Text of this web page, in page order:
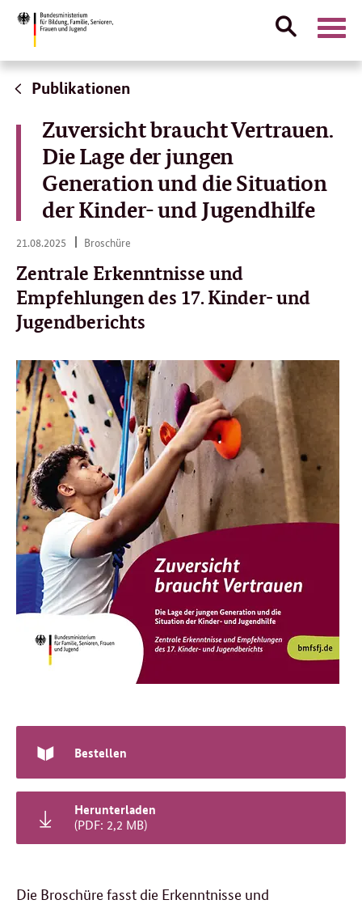
Direktlink:
Suche
Publikationen
Zuversicht braucht Vertrauen.
Die Lage der jungen
Generation und die Situation
der Kinder- und Jugendhilfe
21.08.2025 21.
2025
Broschüre
Zentrale Erkenntnisse und
Empfehlungen des 17. Kinder- und
Jugendberichts
Bestellen
Herunterladen
(PDF: 2,2 MB)
Die Broschüre fasst die Erkenntnisse und